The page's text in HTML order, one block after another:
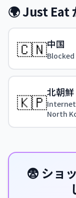
🌍 Just Eat
🇨🇳中国
🇰🇵北朝鮮
North
😨 ショ